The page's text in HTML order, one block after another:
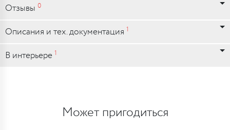
Отзывы 0
Описания и тех. документация 1
В интерьере 1
Может пригодиться